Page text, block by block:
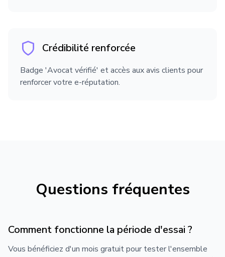
Informations professionnelles
Nom complet
Adresse du cabinet
Crédibilité renforcée
Badge 'Avocat vérifié' et accès aux avis clients pour
renforcer votre e-réputation.
Questions fréquentes
Comment fonctionne la période d'essai ?
Vous bénéficiez d'un mois gratuit pour tester l'ensemble